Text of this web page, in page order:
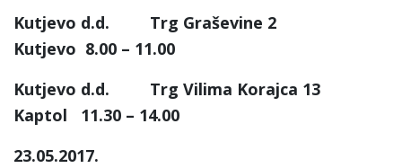
Kutjevo d.d. Trg Graševine 2
Kutjevo 8.00 – 11.00
Kutjevo d.d. Trg Vilima Korajca 13
Kaptol 11.30 – 14.00
23.05.2017.